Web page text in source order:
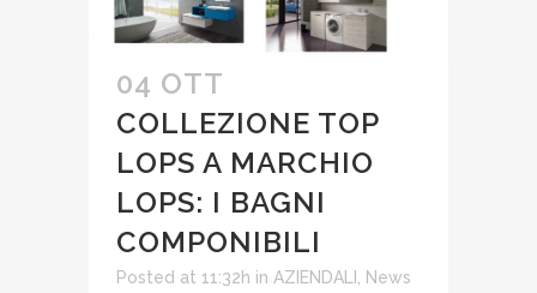
04 OTT
COLLEZIONE TOP
LOPS A MARCHIO
LOPS: I BAGNI
COMPONIBILI
Posted at 11:32h in AZIENDALI News